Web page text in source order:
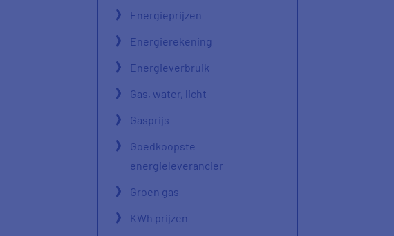
Energieprijzen
Energierekening
Energieverbruik
Gas, water, licht
Gasprijs
Goedkoopste
energieleverancier
Groen gas
KWh prijzen